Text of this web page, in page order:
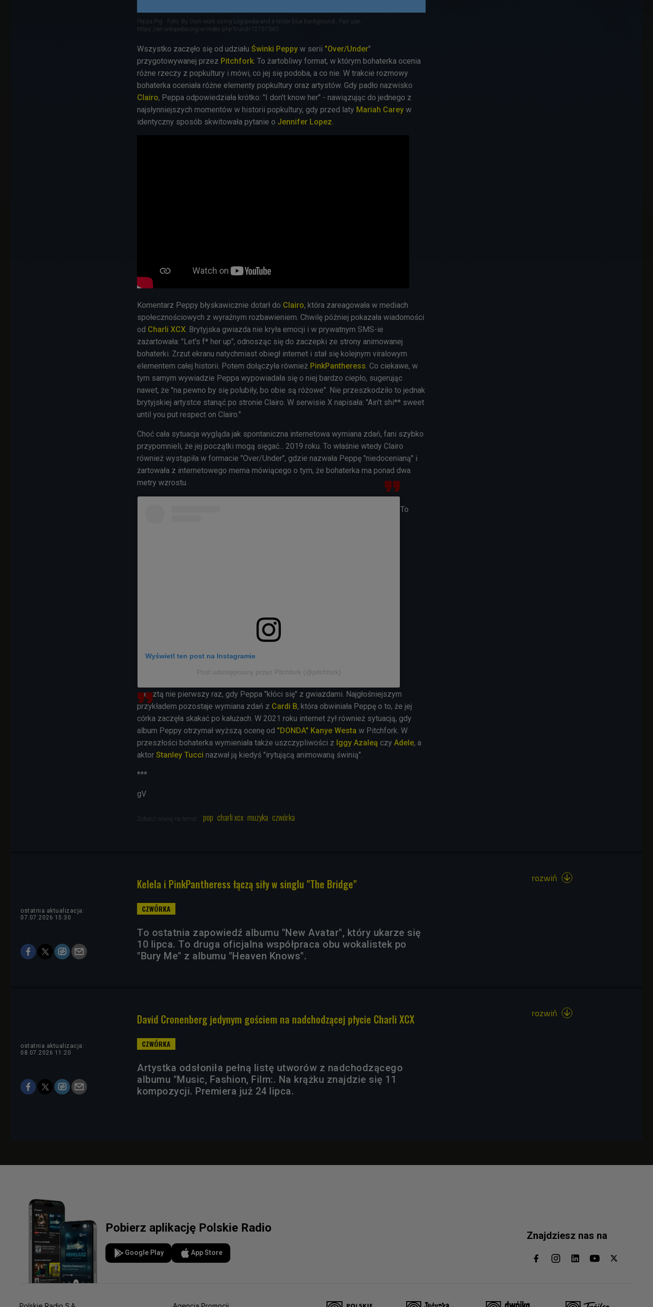
Peppa Pig
Foto: By Own work using Logopedia and a raster blue background., Fair use,
https://en.wikipedia.org/w/index.php?curid=72757340
Wszystko zaczęło się od udziału Świnki Peppy w serii "Over/Under"
przygotowywanej przez Pitchfork. To żartobliwy format, w którym bohaterka ocenia
różne rzeczy z popkultury i mówi, co jej się podoba, a co nie. W trakcie rozmowy
bohaterka oceniała różne elementy popkultury oraz artystów. Gdy padło nazwisko
Clairo, Peppa odpowiedziała krótko: "I don't know her" - nawiązując do jednego z
najsłynniejszych momentów w historii popkultury, gdy przed laty Mariah Carey w
identyczny sposób skwitowała pytanie o Jennifer Lopez.
Komentarz Peppy błyskawicznie dotarł do Clairo, która zareagowała w mediach
społecznościowych z wyraźnym rozbawieniem. Chwilę później pokazała wiadomości
od Charli XCX. Brytyjska gwiazda nie kryła emocji i w prywatnym SMS-ie
zażartowała: "Let's f* her up", odnosząc się do zaczepki ze strony animowanej
bohaterki. Zrzut ekranu natychmiast obiegł internet i stał się kolejnym viralowym
elementem całej historii. Potem dołączyła również PinkPantheress. Co ciekawe, w
tym samym wywiadzie Peppa wypowiadała się o niej bardzo ciepło, sugerując
nawet, że "na pewno by się polubiły, bo obie są różowe". Nie przeszkodziło to jednak
brytyjskiej artystce stanąć po stronie Clairo. W serwisie X napisała: "Ain't shi** sweet
until you put respect on Clairo."
Choć cała sytuacja wygląda jak spontaniczna internetowa wymiana zdań, fani szybko
przypomnieli, że jej początki mogą sięgać... 2019 roku. To właśnie wtedy Clairo
również wystąpiła w formacie "Over/Under", gdzie nazwała Peppę "niedocenianą" i
żartowała z internetowego mema mówiącego o tym, że bohaterka ma ponad dwa
metry wzrostu.
Wyświetl ten post na Instagramie
Post udostępniony przez Pitchfork (@pitchfork)
To
zresztą nie pierwszy raz, gdy Peppa "kłóci się" z gwiazdami. Najgłośniejszym
przykładem pozostaje wymiana zdań z Cardi B, która obwiniała Peppę o to, że jej
córka zaczęła skakać po kałużach. W 2021 roku internet żył również sytuacją, gdy
album Peppy otrzymał wyższą ocenę od "DONDA" Kanye Westa w Pitchfork. W
przeszłości bohaterka wymieniała także uszczypliwości z Iggy Azaleą czy Adele, a
aktor Stanley Tucci nazwał ją kiedyś "irytującą animowaną świnią".
***
gV
Zobacz więcej na temat: pop charli xcx muzyka czwórka
Kelela i PinkPantheress łączą siły w singlu "The Bridge"
ostatnia aktualizacja:
07.07.2026 15:30
To ostatnia zapowiedź albumu "New Avatar", który ukarze się
10 lipca. To druga oficjalna współpraca obu wokalistek po
"Bury Me" z albumu "Heaven Knows".
rozwiń 
David Cronenberg jedynym gościem na nadchodzącej płycie Charli XCX
ostatnia aktualizacja:
08.07.2026 11:20
Artystka odsłoniła pełną listę utworów z nadchodzącego
albumu "Music, Fashion, Film:. Na krążku znajdzie się 11
kompozycji. Premiera już 24 lipca.
rozwiń 
Pobierz aplikację Polskie Radio
Google Play App Store
Znajdziesz nas na